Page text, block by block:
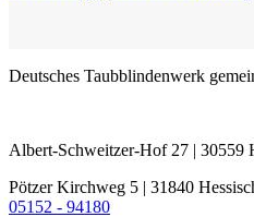
Deutsches Taubblindenwerk
Albert-Schweitzer-Hof 27 | 30559
Pötzer Kirchweg 5 | 31840
05152 - 94180